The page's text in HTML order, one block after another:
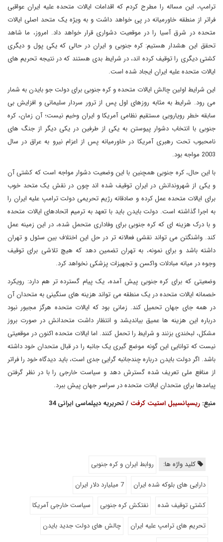
ترامپ، این مساله را مطرح کردم که اقدامات ایالات متحده علیه ایران عواقبی
فراتر از منطقه خاورمیانه در پی خواهد داشت و به ویژه یک متحد اصلی ایالات
متحده در شرق آسیا را در موقعیت دشواری قرار خواهد داد. امروز، ما شاهد
تحقق این هشدار هستیم: کره جنوبی و ایران در حالی که یکی پول و دیگری
کشتی دیگری را توقیف کرده اند، در شرایط بدی هستند که در نتیجه تحریم های
ایالات متحده علیه ایران ایجاد شده است.
این شرایط اولین چالش ایالات متحده و کره جنوبی برای دولت جو بایدن به شمار
می رود. شرایط به مثابه روزهای اول پس از ترور سردار سلیمانی و افزایش بی
سابقه خطر رویارویی مستقیم نظامی آمریکا و ایران وخیم نیست؛ آن زمان، کره
جنوبی با انتخاب دشوار پیوستن به یکی از طرفین در یکی دیگر از جنگ های
نامحبوب تحت رهبری آمریکا در خاورمیانه پس از اعزام نیرو به عراق در سال
2003 مواجه بود.
با این حال، کره جنوبی همچنین با این وضعیت دشوار مواجه است که کشتی آن
و یکی از شهروندانش در ایران توقیف شده اند چون در نقش یک متحد خوب
برای ایالات متحده عمل کرده و صادقانه رژیم تحریمی دولت ترامپ علیه ایران را
به اجرا گذاشته است. دولت بایدن باید با تعهد به ترمیم اتحادهای ایالات متحده
و با درک هزینه ای که کره جنوبی برای وفاداری متحمل شده، در این زمینه عمل
کند. واشنگتن می تواند نقشی فعالانه تر در حل این اختلاف بین سئول و تهران
داشته باشد و برای نمونه، به تهران تضمین دهد که هیچ تلاشی برای توقیف
وجوه در میانه مبادلات واکسن و تجهیزات پزشکی نخواهد کرد.
وضعیتی که برای کره جنوبی پیش آمده، یک پیام گسترده تر هم دارد: رویکرد
خصمانه ایالات متحده در یک منطقه می تواند هزینه های سنگینی به متحدان آن
در همه جای جهان تحمیل کند. زمانی بود که ایالات متحده هرگز مجبور نبود
درباره این هزینه ها عمیق بیاندیشد و انتظار داشت متحدانش در صورت بروز
مشکل، لبخندی بزنند و شرایط را تحمل کنند. اما ایالات متحده اکنون در موقعیتی
نیست که توانایی این گونه موضع گیری یک جانبه را در قبال متحدان خود داشته
باشد. اگر دولت بایدن درباره چندجانبه گرایی جدی است، باید دیدگاه خود را فراتر
از منافع ملی تعریف شده گسترش دهد و سیاست خارجی را با در نظر گرفتن
پیامدها برای متحدان ایالات متحده در سراسر جهان پیش ببرد.
منبع: ریسپانسیبل استیت کرفت / تحریریه دیپلماسی ایرانی 34
کلید واژه ها:
روابط ایران و کره جنوبی
دارایی های بلوکه شده ایران
7 میلیارد دلار ایران
کشتی توقیف شده
نفتکش کره جنوبی
سیاست خارجی آمریکا
تحریم های ترامپ علیه ایران
چالش های دولت جدید بایدن